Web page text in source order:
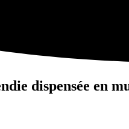
dispensée en